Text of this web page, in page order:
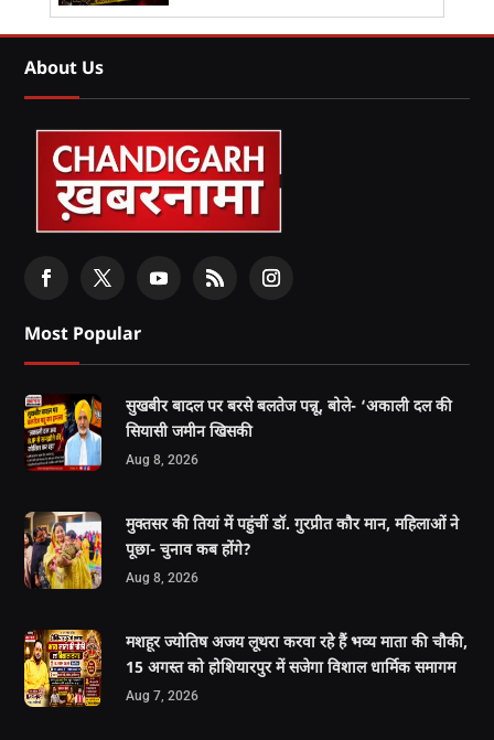
About Us
Most Popular
सुखबीर बादल पर बरसे बलतेज पन्नू, बोले- ‘अकाली दल की
सियासी जमीन खिसकी
Aug 8, 2026
मुक्तसर की तियां में पहुंचीं डॉ. गुरप्रीत कौर मान, महिलाओं ने
पूछा- चुनाव कब होंगे?
Aug 8, 2026
मशहूर ज्योतिष अजय लूथरा करवा रहे हैं भव्य माता की चौकी,
15 अगस्त को होशियारपुर में सजेगा विशाल धार्मिक समागम
Aug 7, 2026